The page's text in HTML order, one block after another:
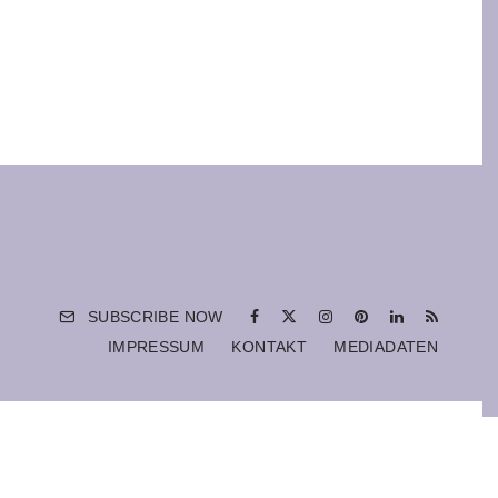
SUBSCRIBE NOW
IMPRESSUM
KONTAKT MEDIADATEN